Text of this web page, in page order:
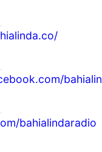
bahialindaradio